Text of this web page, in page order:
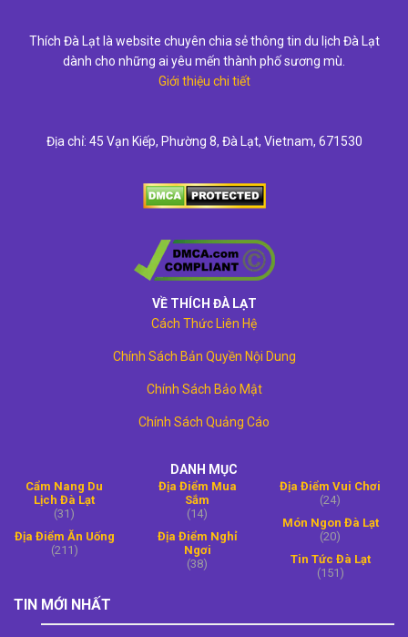
Thích Đà Lạt là website chuyên chia sẻ thông tin du lịch Đà Lạt
dành cho những ai yêu mến thành phố sương mù.
Giới thiệu chi tiết
Địa chỉ: 45 Vạn Kiếp, Phường 8, Đà Lạt, Vietnam, 671530
VỀ THÍCH ĐÀ LẠT
Cách Thức Liên Hệ
Chính Sách Bản Quyền Nội Dung
Chính Sách Bảo Mật
Chính Sách Quảng Cáo
DANH MỤC
Cẩm Nang Du
Lịch Đà Lạt
(31)
Địa Điểm Ăn Uống
(211)
Địa Điểm Mua
Sắm
(14)
Địa Điểm Nghỉ
Ngơi
(38)
Địa Điểm Vui Chơi
(24)
Món Ngon Đà Lạt
(20)
Tin Tức Đà Lạt
(151)
TIN MỚI NHẤT